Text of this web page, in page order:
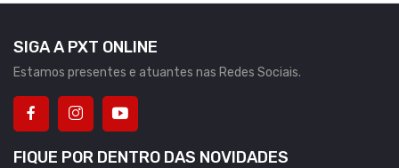
SIGA A PXT ONLINE
Estamos presentes e atuantes nas Redes Sociais.
FIQUE POR DENTRO DAS NOVIDADES